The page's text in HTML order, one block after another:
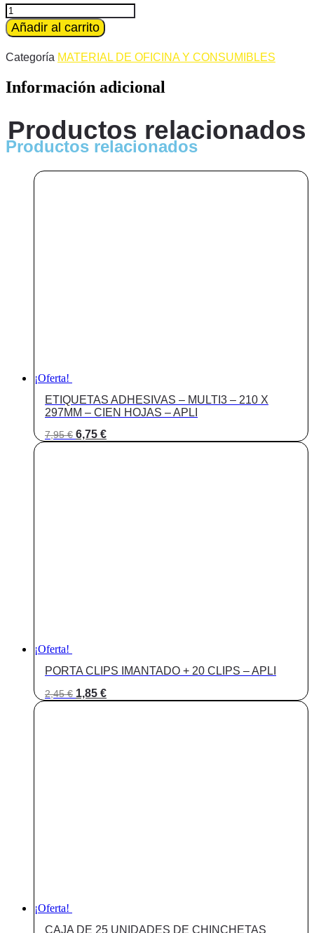
era:
24,95 €.
Cartucho
de
Tinta
HP
negro/black
calidad
cantidad
Añadir al carrito
Categoría MATERIAL DE OFICINA Y CONSUMIBLES
Información adicional
Productos relacionados
Productos relacionados
¡Oferta!
ETIQUETAS ADHESIVAS – MULTI3 – 210 X
297MM – CIEN HOJAS – APLI
7,95€ El
precio
6,75 €El
precio
¡Oferta!
PORTA CLIPS IMANTADO + 20 CLIPS – APLI
2,45€ El
precio
1,85 €El
precio
¡Oferta!
CAJA DE 25 UNIDADES DE CHINCHETAS